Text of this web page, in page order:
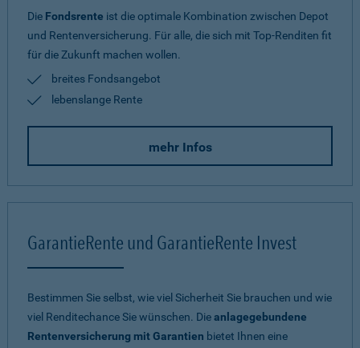
Die Fondsrente ist die optimale Kombination zwischen Depot
und Rentenversicherung. Für alle, die sich mit Top-Renditen fit
für die Zukunft machen wollen.
breites Fondsangebot
lebenslange Rente
mehr Infos
GarantieRente und GarantieRente Invest
Bestimmen Sie selbst, wie viel Sicherheit Sie brauchen und wie
viel Renditechance Sie wünschen. Dieanlagegebundene
Rentenversicherung mit Garantien bietet Ihnen eine